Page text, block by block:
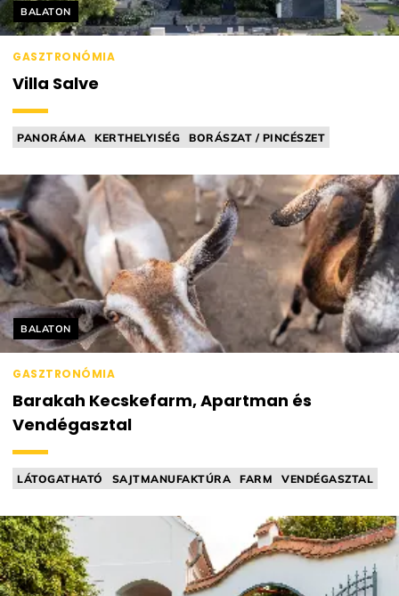
Helyszín címkék:
BALATON
GASZTRONÓMIA
Villa Salve
PANORÁMA KERTHELYISÉG
BORÁSZAT / PINCÉSZET
Helyszín címkék:
BALATON
GASZTRONÓMIA
Barakah Kecskefarm, Apartman és
Vendégasztal
LÁTOGATHATÓ SAJTMANUFAKTÚRA FARM
VENDÉGASZTAL